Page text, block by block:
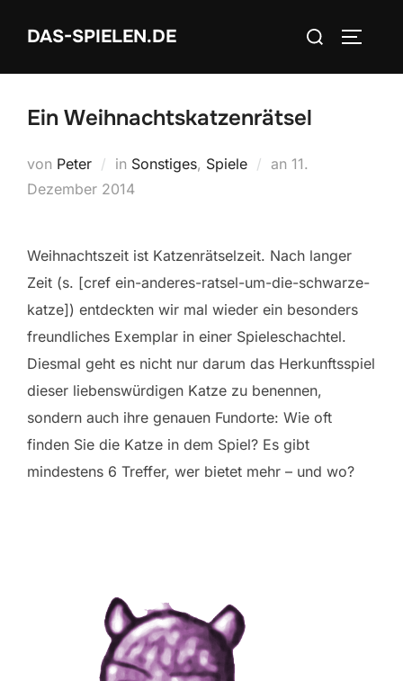
InhaltDAS-SPIELEN.DE
Suchen
Ein Weihnachtskatzenrätsel
von Peter in Sonstiges, Spiele an Veröffentlicht
11.
Dezember 2014
Weihnachtszeit ist Katzenrätselzeit. Nach langer
Zeit (s. [cref ein-anderes-ratsel-um-die-schwarze-
katze]) entdeckten wir mal wieder ein besonders
freundliches Exemplar in einer Spieleschachtel.
Diesmal geht es nicht nur darum das Herkunftsspiel
dieser liebenswürdigen Katze zu benennen,
sondern auch ihre genauen Fundorte: Wie oft
finden Sie die Katze in dem Spiel? Es gibt
mindestens 6 Treffer, wer bietet mehr – und wo?